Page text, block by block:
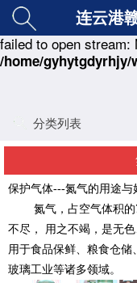
Warning : copy(./
failed to open
/home/
连云港
分类列表
保护气体---氮气的用途与
氮气，占空气体积的
不尽， 用之不竭，是无
用于食品保鲜、粮食仓储
玻璃工业等诸多领域。